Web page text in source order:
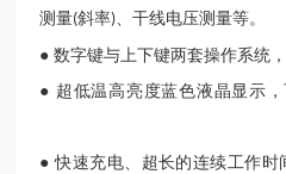
测量(斜率) 、干线电压测量等。
● 数字键与上下键两套操作系统，
● 超低温高亮度蓝色液晶显示
● 快速充电、超长的连续工作时